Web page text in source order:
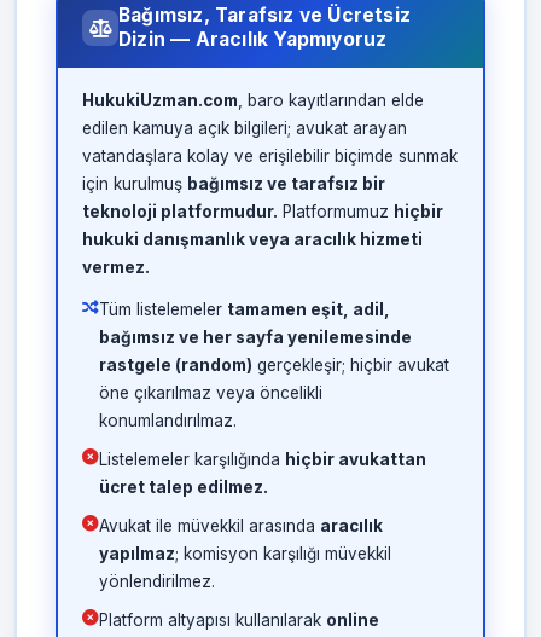
Bağımsız, Tarafsız ve Ücretsiz
Dizin — Aracılık Yapmıyoruz
HukukiUzman.com , baro kayıtlarından elde
edilen kamuya açık bilgileri; avukat arayan
vatandaşlara kolay ve erişilebilir biçimde sunmak
için kurulmuş bağımsız ve tarafsız bir
teknoloji platformudur. Platformumuz hiçbir
hukuki danışmanlık veya aracılık hizmeti
vermez.
Tüm listelemeler tamamen eşit, adil,
bağımsız ve her sayfa yenilemesinde
rastgele (random) gerçekleşir; hiçbir avukat
öne çıkarılmaz veya öncelikli
konumlandırılmaz.
Listelemeler karşılığında hiçbir avukattan
ücret talep edilmez.
Avukat ile müvekkil arasında aracılık
yapılmaz; komisyon karşılığı müvekkil
yönlendirilmez.
Platform altyapısı kullanılarak online